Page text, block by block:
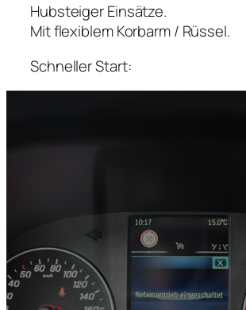
Hubsteiger Einsätze.
Mit flexiblem Korbarm / Rüssel.
Schneller Start: